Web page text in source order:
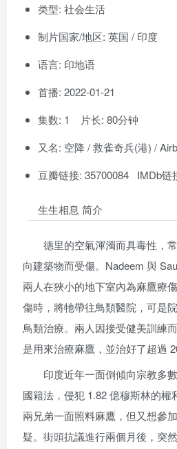
类型: 社会生活
制片国家/地区: 英国 / 印度
语言: 印地语
首播: 2022-01-21
集数: 1 片长: 80分钟
又名: 空降 / 救雀奇兵(港) /
豆瓣链接: 35700084 IMDb链
生生相息 简介
德里的空氣渾濁而具毒性，
向建築物而受傷。Nadeem 與
兩人在狹小的地下室內為麻鷹療
傷時，將牠帶往鳥類醫院，可是
鳥類治療。兩人因接受健美訓練
是用來治療麻鷹，並治好了超過
印度近年一面倒傾向宗教多
國籍法，侵犯 1.82 億穆斯林的權
兩兄弟一面照料麻鷹，但又想參
疑。街頭抗議進行兩個月後，突